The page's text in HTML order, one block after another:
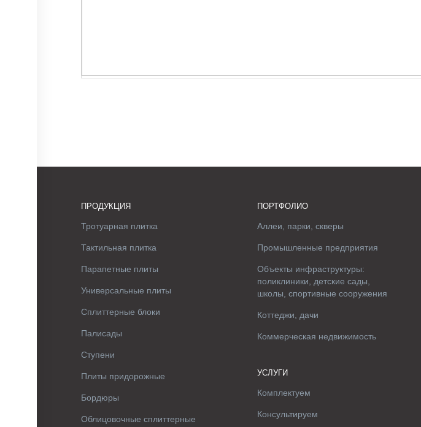
ПРОДУКЦИЯ
Тротуарная плитка
Тактильная плитка
Парапетные плиты
Универсальные плиты
Сплиттерные блоки
Палисады
Ступени
Плиты придорожные
Бордюры
Облицовочные сплиттерные
ПОРТФОЛИО
Аллеи, парки, скверы
Промышленные предприятия
Объекты инфраструктуры:
поликлиники, детские сады,
школы, спортивные сооружения
Коттеджи, дачи
Коммерческая недвижимость
УСЛУГИ
Комплектуем
Консультируем